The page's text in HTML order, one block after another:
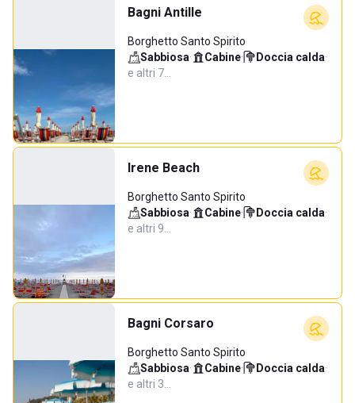
Bagni Antille
Borghetto Santo Spirito
Sabbiosa· Cabine· Doccia calda·
e altri 7…
Irene Beach
Borghetto Santo Spirito
Sabbiosa· Cabine· Doccia calda·
e altri 9…
Bagni Corsaro
Borghetto Santo Spirito
Sabbiosa· Cabine· Doccia calda·
e altri 3…